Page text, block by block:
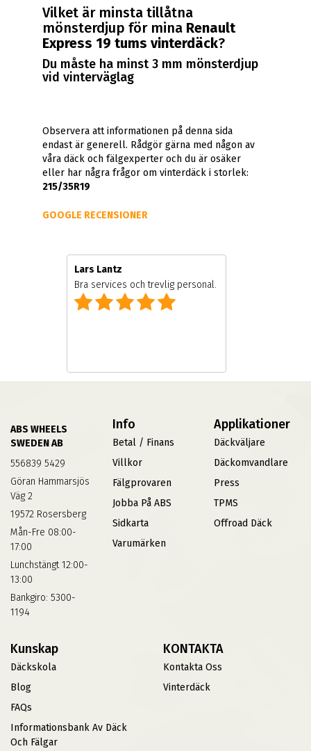
Vilket är minsta tillåtna
mönsterdjup för mina Renault
Express 19 tums vinterdäck?
Du måste ha minst 3 mm mönsterdjup
vid vinterväglag
Observera att informationen på denna sida
endast är generell. Rådgör gärna med någon av
våra däck och fälgexperter och du är osäker
eller har några frågor om vinterdäck i storlek:
215/35R19
GOOGLE RECENSIONER
Lars Lantz
Bra services och trevlig personal.
ABS WHEELS
SWEDEN AB
556839 5429
Göran Hammarsjös
Väg 2
19572 Rosersberg
Mån-Fre 08:00-
17:00
Lunchstängt 12:00-
13:00
Bankgiro: 5300-
1194
Info
Betal / Finans
Villkor
Fälgprovaren
Jobba På ABS
Sidkarta
Varumärken
Applikationer
Däckväljare
Däckomvandlare
Press
TPMS
Offroad Däck
Kunskap
Däckskola
Blog
FAQs
Informationsbank Av Däck
Och Fälgar
KONTAKTA
Kontakta Oss
Vinterdäck